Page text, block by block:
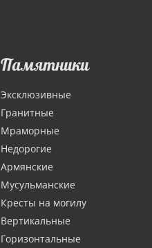
Памятники
Эксклюзивные
Гранитные
Мраморные
Недорогие
Армянские
Мусульманские
Кресты на могилу
Вертикальные
Горизонтальные